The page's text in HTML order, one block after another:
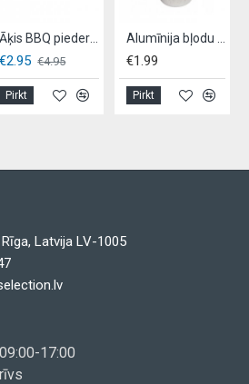
€2.95 €4.95
Pirkt
€1.99
Pirkt
Latvija LV-1005
09:00-17:00